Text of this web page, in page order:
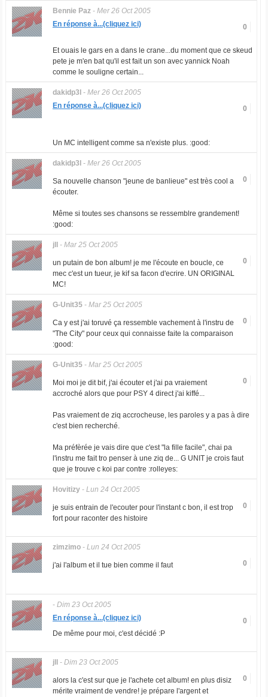
Bennie Paz- Mer 26 Oct 2005
0
En réponse à...(cliquez ici)
Et ouais le gars en a dans le crane...du moment que ce skeud
pete je m'en bat qu'il est fait un son avec yannick Noah
comme le souligne certain...
dakidp3l - Mer 26 Oct 2005
0
En réponse à...(cliquez ici)
Un MC intelligent comme sa n'existe plus. :good:
dakidp3l - Mer 26 Oct 2005
0
Sa nouvelle chanson "jeune de banlieue" est très cool a
écouter.
Même si toutes ses chansons se ressemblre grandement!
:good:
jll - Mar 25 Oct 2005
0
un putain de bon album! je me l'écoute en boucle, ce
mec c'est un tueur, je kif sa facon d'ecrire. UN ORIGINAL
MC!
G-Unit35- Mar 25 Oct 2005
0
Ca y est j'ai toruvé ça ressemble vachement à l'instru de
"The City" pour ceux qui connaisse faite la comparaison
:good:
G-Unit35- Mar 25 Oct 2005
0
Moi moi je dit bif, j'ai écouter et j'ai pa vraiement
accroché alors que pour PSY 4 direct j'ai kiffé...
Pas vraiement de ziq accrocheuse, les paroles y a pas à dire
c'est bien recherché.
Ma préfèrée je vais dire que c'est "la fille facile", chai pa
l'instru me fait tro penser à une ziq de... G UNIT je crois faut
que je trouve c koi par contre :rolleyes:
Hovitizy- Lun 24 Oct 2005
0
je suis entrain de l'ecouter pour l'instant c bon, il est trop
fort pour raconter des histoire
zimzimo- Lun 24 Oct 2005
0
j'ai l'album et il tue bien comme il faut
- Dim 23 Oct 2005
0
En réponse à...(cliquez ici)
De même pour moi, c'est décidé :P
jll - Dim 23 Oct 2005
0
alors la c'est sur que je l'achete cet album! en plus disiz
mérite vraiment de vendre! je prépare l'argent et